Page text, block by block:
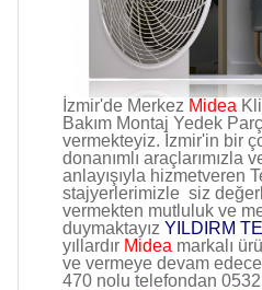
İzmir'de Merkez Midea
Bakım Montaj Yedek
vermekteyiz. İzmir'in bir
donanımlı araçlarımızla
anlayışıyla hizmetveren
stajyerlerimizle siz
vermekten mutluluk ve
duymaktayız YILDIRM
yıllardır Midea markalı
ve vermeye devam
470 nolu telefondan